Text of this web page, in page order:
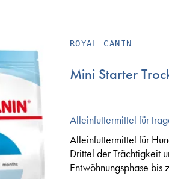
ROYAL CANIN
Mini Starter
Alleinfuttermittel für
Alleinfuttermittel für
Drittel der Trächtigkeit
Entwöhnungsphase bis